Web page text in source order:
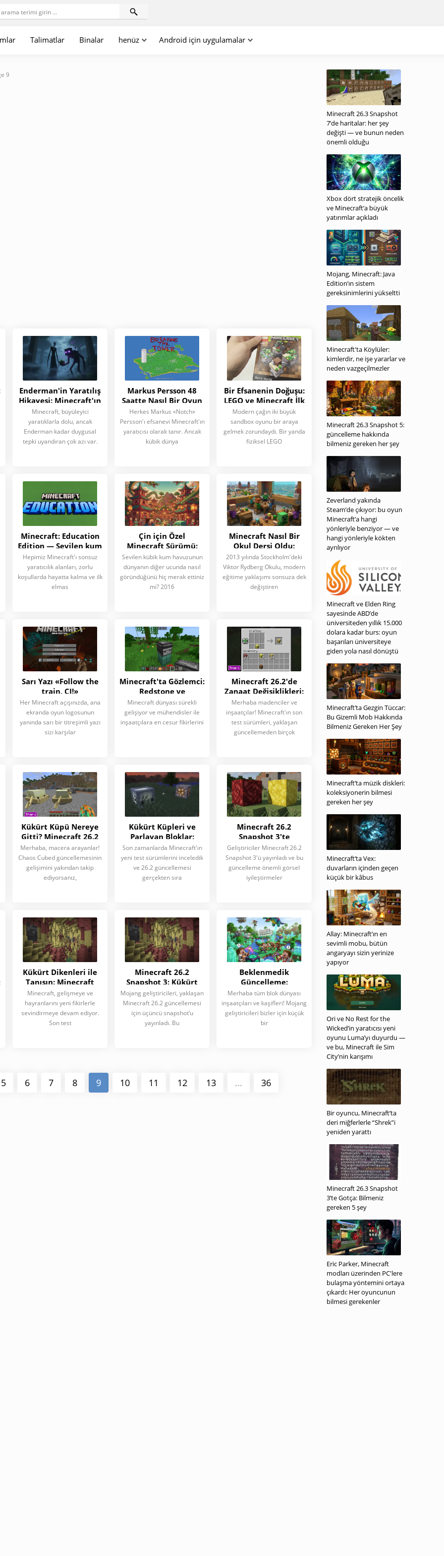
Talimatlar Binalar henüz Android için uygulamalar
9
Enderman'in Yaratılış
Hikayesi: Minecraft'ın
En Gizemli Mobu Nasıl
Ortaya Çıktı?
Minecraft, büyüleyici
yaratıklarla dolu, ancak
Enderman kadar duygusal
tepki uyandıran çok azı var.
Markus Persson 48
Saatte Nasıl Bir Oyun
Yaptı: Minecraft'tan
Önceki Hikaye
Herkes Markus «Notch»
Persson'ı efsanevi Minecraft'ın
yaratıcısı olarak tanır. Ancak
kübik dünya
Bir Efsanenin Doğuşu:
LEGO ve Minecraft İlk
Şaheserlerini Nasıl
Yarattı — Micro World
Modern çağın iki büyük
sandbox oyunu bir araya
gelmek zorundaydı. Bir yanda
fiziksel LEGO
Minecraft: Education
Edition — Sevilen kum
havuzu okul eğitimini
nasıl değiştiriyor?
Hepimiz Minecraft'ı sonsuz
yaratıcılık alanları, zorlu
koşullarda hayatta kalma ve ilk
elmas
Çin için Özel
Minecraft Sürümü:
2016'da Oyun Neden
ve Nasıl Değişti?
Sevilen kübik kum havuzunun
dünyanın diğer ucunda nasıl
göründüğünü hiç merak ettiniz
mi? 2016
Minecraft Nasıl Bir
Okul Dersi Oldu:
2013'te
Stockholm'deki Tarihi
Atılım
2013 yılında Stockholm'deki
Viktor Rydberg Okulu, modern
eğitime yaklaşımı sonsuza dek
değiştiren
Sarı Yazı «Follow the
train, CJ!»
Minecraft'ta: İkonik
Paskalya
Yumurtasının Hikayesi
Her Minecraft açışınızda, ana
ekranda oyun logosunun
yanında sarı bir titreşimli yazı
sizi karşılar
Minecraft'ta Gözlemci:
Redstone ve
Otomasyonda Devrim
Minecraft dünyası sürekli
gelişiyor ve mühendisler ile
inşaatçılara en cesur fikirlerini
Minecraft 26.2'de
Zanaat Değişiklikleri:
Neden Aktif Kükürt
Artık Parçalanmıyor?
Merhaba madenciler ve
inşaatçılar! Minecraft'ın son
test sürümleri, yaklaşan
güncellemeden birçok
Kükürt Küpü Nereye
Gitti? Minecraft 26.2
Snapshot 3'teki
Değişikliklerin
İncelemesi
Merhaba, macera arayanlar!
Chaos Cubed güncellemesinin
gelişimini yakından takip
ediyorsanız,
Kükürt Küpleri ve
Parlayan Bloklar:
Minecraft 26.2'de
Mekaniklerin Evrimi
Son zamanlarda Minecraft'ın
yeni test sürümlerini inceledik
ve 26.2 güncellemesi
gerçekten sıra
Minecraft 26.2
Snapshot 3'te
Cinnabar ve Kükürt
Doku Güncellemesi:
Detaylı İnceleme
Geliştiriciler Minecraft 26.2
Snapshot 3'ü yayınladı ve bu
güncelleme önemli görsel
iyileştirmeler
Kükürt Dikenleri ile
Tanışın: Minecraft
26.2 Snapshot 3'ün
Büyük Yeniliği
Minecraft, gelişmeye ve
hayranlarını yeni fikirlerle
sevindirmeye devam ediyor.
Son test
Minecraft 26.2
Snapshot 3: Kükürt
Dikenleri, yeni
dokular ve teknik
iyileştirmeler
Mojang geliştiricileri, yaklaşan
Minecraft 26.2 güncellemesi
için üçüncü snapshot’u
yayınladı. Bu
Beklenmedik
Güncelleme:
Minecraft Java Edition
26.2 Snapshot 2'nin
Tüm Detayları
Merhaba tüm blok dünyası
inşaatçıları ve kaşifleri! Mojang
geliştiricileri bizler için küçük
bir
5 6 7 8 9 10 11 12 13 ... 36
Minecraft 26.3 Snapshot
7’de haritalar: her şey
değişti — ve bunun neden
önemli olduğu
Xbox dört stratejik öncelik
ve Minecraft’a büyük
yatırımlar açıkladı
Mojang, Minecraft: Java
Edition’ın sistem
gereksinimlerini yükseltti
Minecraft'ta Köylüler:
kimlerdir, ne işe yararlar ve
neden vazgeçilmezler
Minecraft 26.3 Snapshot 5:
güncelleme hakkında
bilmeniz gereken her şey
Zeverland yakında
Steam’de çıkıyor: bu oyun
Minecraft’a hangi
yönleriyle benziyor — ve
hangi yönleriyle kökten
ayrılıyor
Minecraft ve Elden Ring
sayesinde ABD’de
üniversiteden yıllık 15.000
dolara kadar burs: oyun
başarıları üniversiteye
giden yola nasıl dönüştü
Minecraft’ta Gezgin Tüccar:
Bu Gizemli Mob Hakkında
Bilmeniz Gereken Her Şey
Minecraft’ta müzik diskleri:
koleksiyonerin bilmesi
gereken her şey
Minecraft’ta Vex:
duvarların içinden geçen
küçük bir kâbus
Allay: Minecraft’ın en
sevimli mobu, bütün
angaryayı sizin yerinize
yapıyor
Ori ve No Rest for the
Wicked’in yaratıcısı yeni
oyunu Luma’yı duyurdu —
ve bu, Minecraft ile Sim
City’nin karışımı
Bir oyuncu, Minecraft’ta
deri miğferlerle “Shrek”i
yeniden yarattı
Minecraft 26.3 Snapshot
3’te Gotça: Bilmeniz
gereken 5 şey
Eric Parker, Minecraft
modları üzerinden PC'lere
bulaşma yöntemini ortaya
çıkardı: Her oyuncunun
bilmesi gerekenler